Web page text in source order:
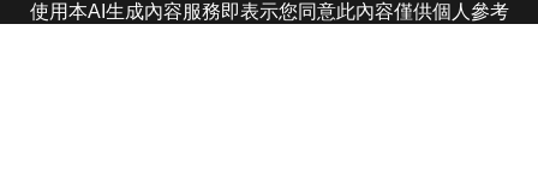
使用本AI生成內容服務即表示您同意此內容僅供個人參考